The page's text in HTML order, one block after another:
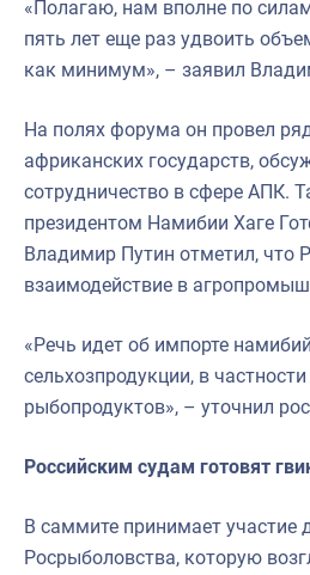
«Полагаю, нам вполне по
пять лет еще раз удвоить
как минимум», – заявил
На полях форума он провел
африканских государств,
сотрудничество в сфере АПК.
президентом Намибии Хаге
Владимир Путин отметил, что
взаимодействие в
«Речь идет об импорте
сельхозпродукции, в
рыбопродуктов», – уточнил
Российским судам готовят
В саммите принимает участие
Росрыболовства, которую